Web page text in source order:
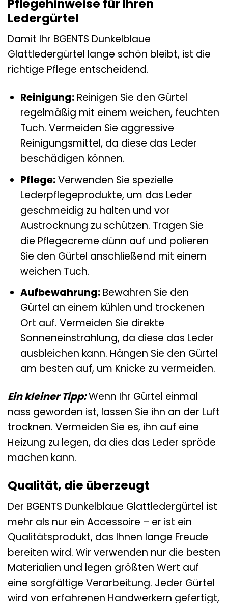
Pflegehinweise für Ihren
Ledergürtel
Damit Ihr BGENTS Dunkelblaue
Glattledergürtel lange schön bleibt, ist die
richtige Pflege entscheidend.
Reinigung:Reinigen Sie den Gürtel
regelmäßig mit einem weichen, feuchten
Tuch. Vermeiden Sie aggressive
Reinigungsmittel, da diese das Leder
beschädigen können.
Pflege:Verwenden Sie spezielle
Lederpflegeprodukte, um das Leder
geschmeidig zu halten und vor
Austrocknung zu schützen. Tragen Sie
die Pflegecreme dünn auf und polieren
Sie den Gürtel anschließend mit einem
weichen Tuch.
Aufbewahrung:Bewahren Sie den
Gürtel an einem kühlen und trockenen
Ort auf. Vermeiden Sie direkte
Sonneneinstrahlung, da diese das Leder
ausbleichen kann. Hängen Sie den Gürtel
am besten auf, um Knicke zu vermeiden.
Ein kleiner Tipp:Wenn Ihr Gürtel einmal
nass geworden ist, lassen Sie ihn an der Luft
trocknen. Vermeiden Sie es, ihn auf eine
Heizung zu legen, da dies das Leder spröde
machen kann.
Qualität, die überzeugt
Der BGENTS Dunkelblaue Glattledergürtel ist
mehr als nur ein Accessoire – er ist ein
Qualitätsprodukt, das Ihnen lange Freude
bereiten wird. Wir verwenden nur die besten
Materialien und legen größten Wert auf
eine sorgfältige Verarbeitung. Jeder Gürtel
wird von erfahrenen Handwerkern gefertigt,